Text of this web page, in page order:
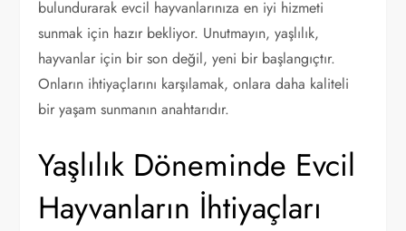
bulundurarak evcil hayvanlarınıza en iyi hizmeti
sunmak için hazır bekliyor. Unutmayın, yaşlılık,
hayvanlar için bir son değil, yeni bir başlangıçtır.
Onların ihtiyaçlarını karşılamak, onlara daha kaliteli
bir yaşam sunmanın anahtarıdır.
Yaşlılık Döneminde Evcil
Hayvanların İhtiyaçları